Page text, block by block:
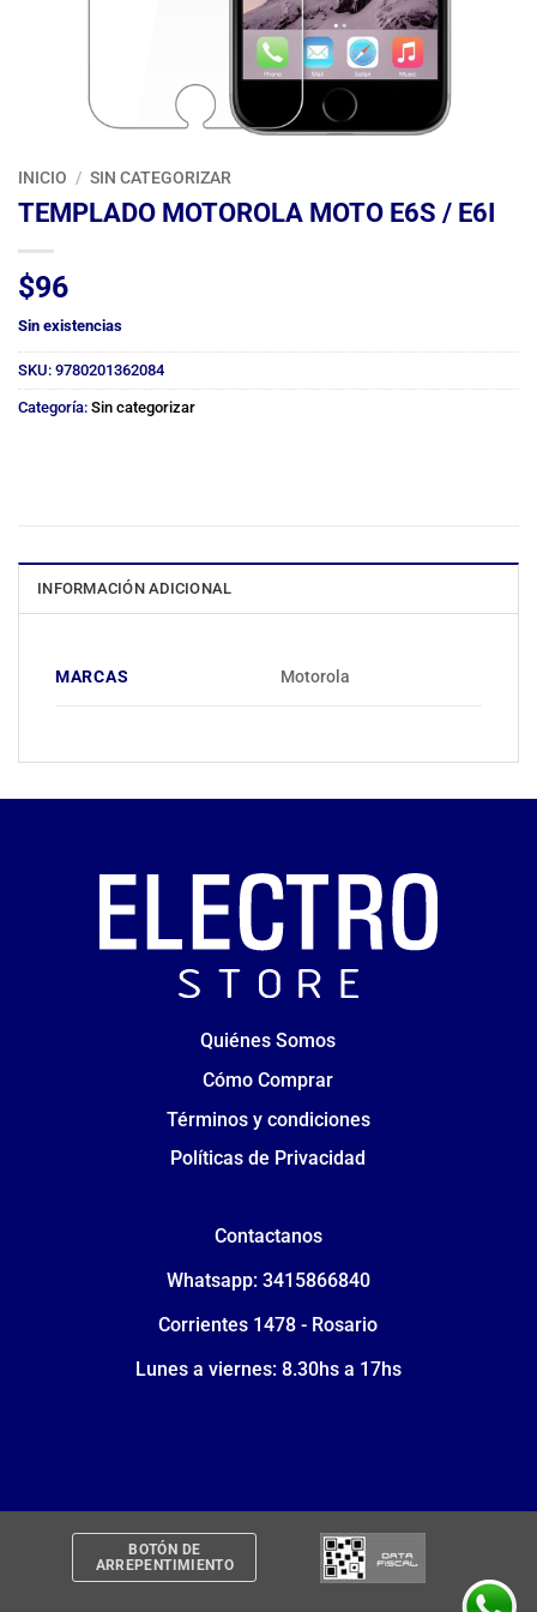
INICIO / SIN CATEGORIZAR
TEMPLADO MOTOROLA MOTO E6S / E6I
$96
Sin existencias
SKU: 9780201362084
Categoría: Sin categorizar
INFORMACIÓN ADICIONAL
MARCAS Motorola
Quiénes Somos
Cómo Comprar
Términos y condiciones
Políticas de Privacidad
Contactanos
Whatsapp: 3415866840
Corrientes 1478 - Rosario
Lunes a viernes: 8.30hs a 17hs
BOTÓN DE
ARREPENTIMIENTO